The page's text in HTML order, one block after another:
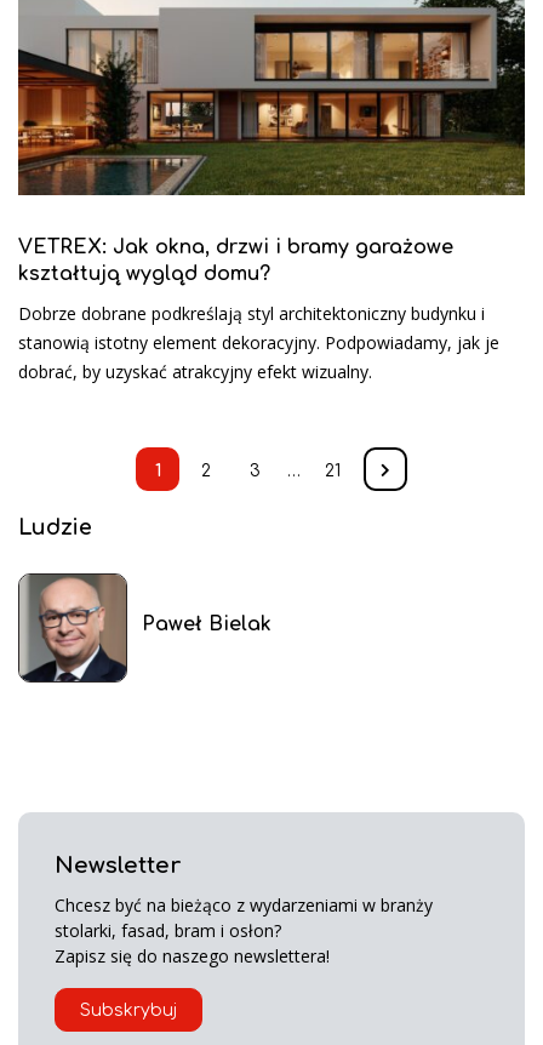
VETREX: Jak okna, drzwi i bramy garażowe
kształtują wygląd domu?
Dobrze dobrane podkreślają styl architektoniczny budynku i
stanowią istotny element dekoracyjny. Podpowiadamy, jak je
dobrać, by uzyskać atrakcyjny efekt wizualny.
1 2 3 … 21
Ludzie
Paweł Bielak
Newsletter
Chcesz być na bieżąco z wydarzeniami w branży
stolarki, fasad, bram i osłon?
Zapisz się do naszego newslettera!
Subskrybuj